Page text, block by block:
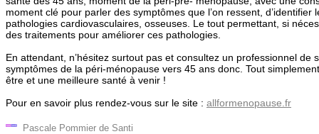
moment clé pour parler des symptômes que l’on ressent, d’identifier
pathologies cardiovasculaires, osseuses. Le tout permettant, si
des traitements pour améliorer ces pathologies.
En attendant, n’hésitez surtout pas et consultez un professionnel de
symptômes de la péri-ménopause vers 45 ans donc. Tout
être et une meilleure santé à venir !
Pour en savoir plus rendez-vous sur le site : allformenopause.fr
Pascale Pommier de Santi